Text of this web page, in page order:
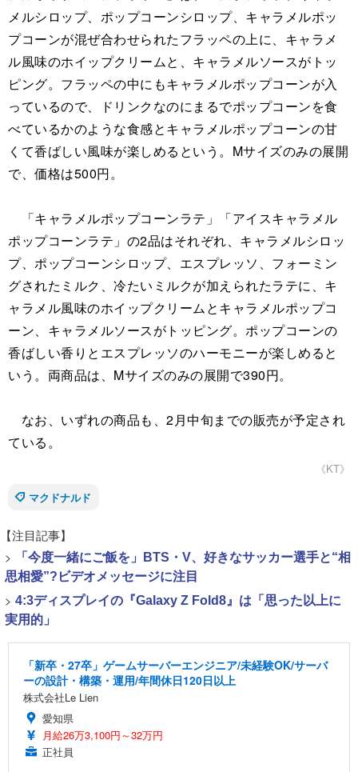
メルシロップ、ポップコーンシロップ、キャラメルポッ
プコーンが混ぜ合わせられたフラッペの上に、キャラメ
ル風味のホイップクリームと、キャラメルソースがトッ
ピング。フラッペの中にもキャラメルポップコーンが入
っているので、ドリンクなのにまるでポップコーンを食
べているかのような食感とキャラメルポップコーンの甘
くて香ばしい風味が楽しめるという。Mサイズのみの展開
で、価格は500円。
「キャラメルポップコーンラテ」「アイスキャラメル
ポップコーンラテ」の2品はそれぞれ、キャラメルシロッ
プ、ポップコーンシロップ、エスプレッソ、フォーミン
グされたミルク、冷たいミルクが加えられたラテに、キ
ャラメル風味のホイップクリームとキャラメルポップコ
ーン、キャラメルソースがトッピング。ポップコーンの
香ばしい香りとエスプレッソのハーモニーが楽しめると
いう。両商品は、Mサイズのみの展開で390円。
なお、いずれの商品も、2月中旬までの販売が予定され
ている。
《KT》
マクドナルド
【注目記事】
>
「今度一緒にご飯を」BTS・V、好きなサッカー選手と“相
思相愛”?ビデオメッセージに注目
> 4:3ディスプレイの『Galaxy Z Fold8』は「思った以上に
実用的」
「新卒・27卒」ゲームサーバーエンジニア/未経験OK/サーバ
ーの設計・構築・運用/年間休日120日以上
株式会社Le Lien
愛知県
月給26万3,100円～32万円
正社員